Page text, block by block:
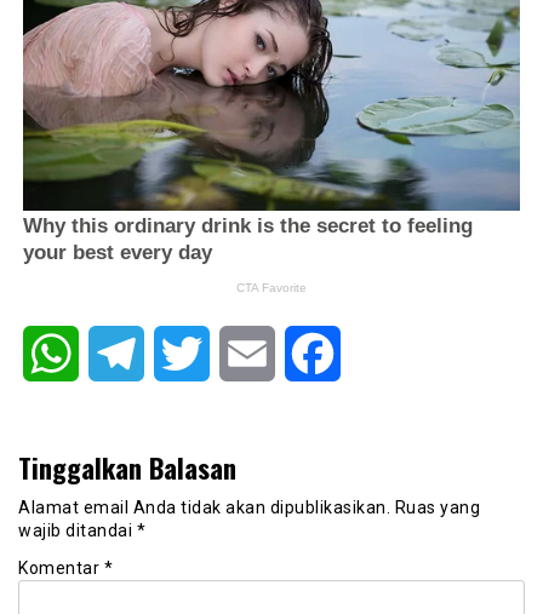
WhatsAppTelegram Twitter Email
Tinggalkan Balasan
Alamat email Anda tidak akan dipublikasikan. Ruas yang
wajib ditandai *
Komentar *